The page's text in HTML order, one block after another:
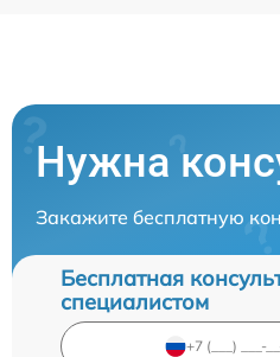
Нужна
Закажите бесплатную
Бесплатная
специалистом